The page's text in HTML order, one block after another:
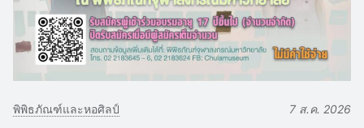
พิพิธภัณฑ์และหอศิลป์ 7 ส.ค. 2026